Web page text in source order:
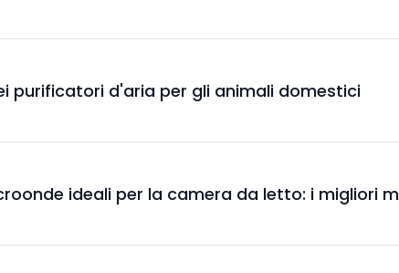
purificatori d'aria per gli animali domestici
ideali per la camera da letto: i migliori